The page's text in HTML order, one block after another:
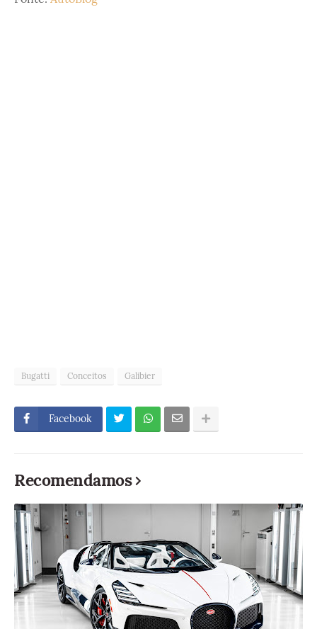
Bugatti Conceitos Galibier
Facebook
Recomendamos